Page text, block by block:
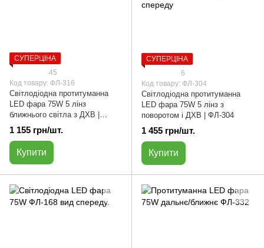
СУПЕРЦІНА
45
Код товару: ФЛ-316
Cвітлодіодна протитуманна
LED фара 75W 5 лінз
ближнього світла з ДХВ |
ФЛ-316 | прямокутна
1 155 грн/шт.
Купити
СУПЕРЦІНА
6
Код товару: ФЛ-304
Світлодіодна протитуманна
LED фара 75W 5 лінз з
поворотом і ДХВ | ФЛ-304
1 455 грн/шт.
Купити